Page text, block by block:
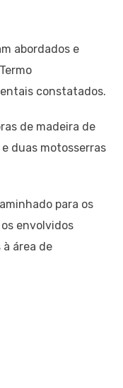
abordados e
constatados.
de madeira de
duas motosserras
para os
envolvidos
área de